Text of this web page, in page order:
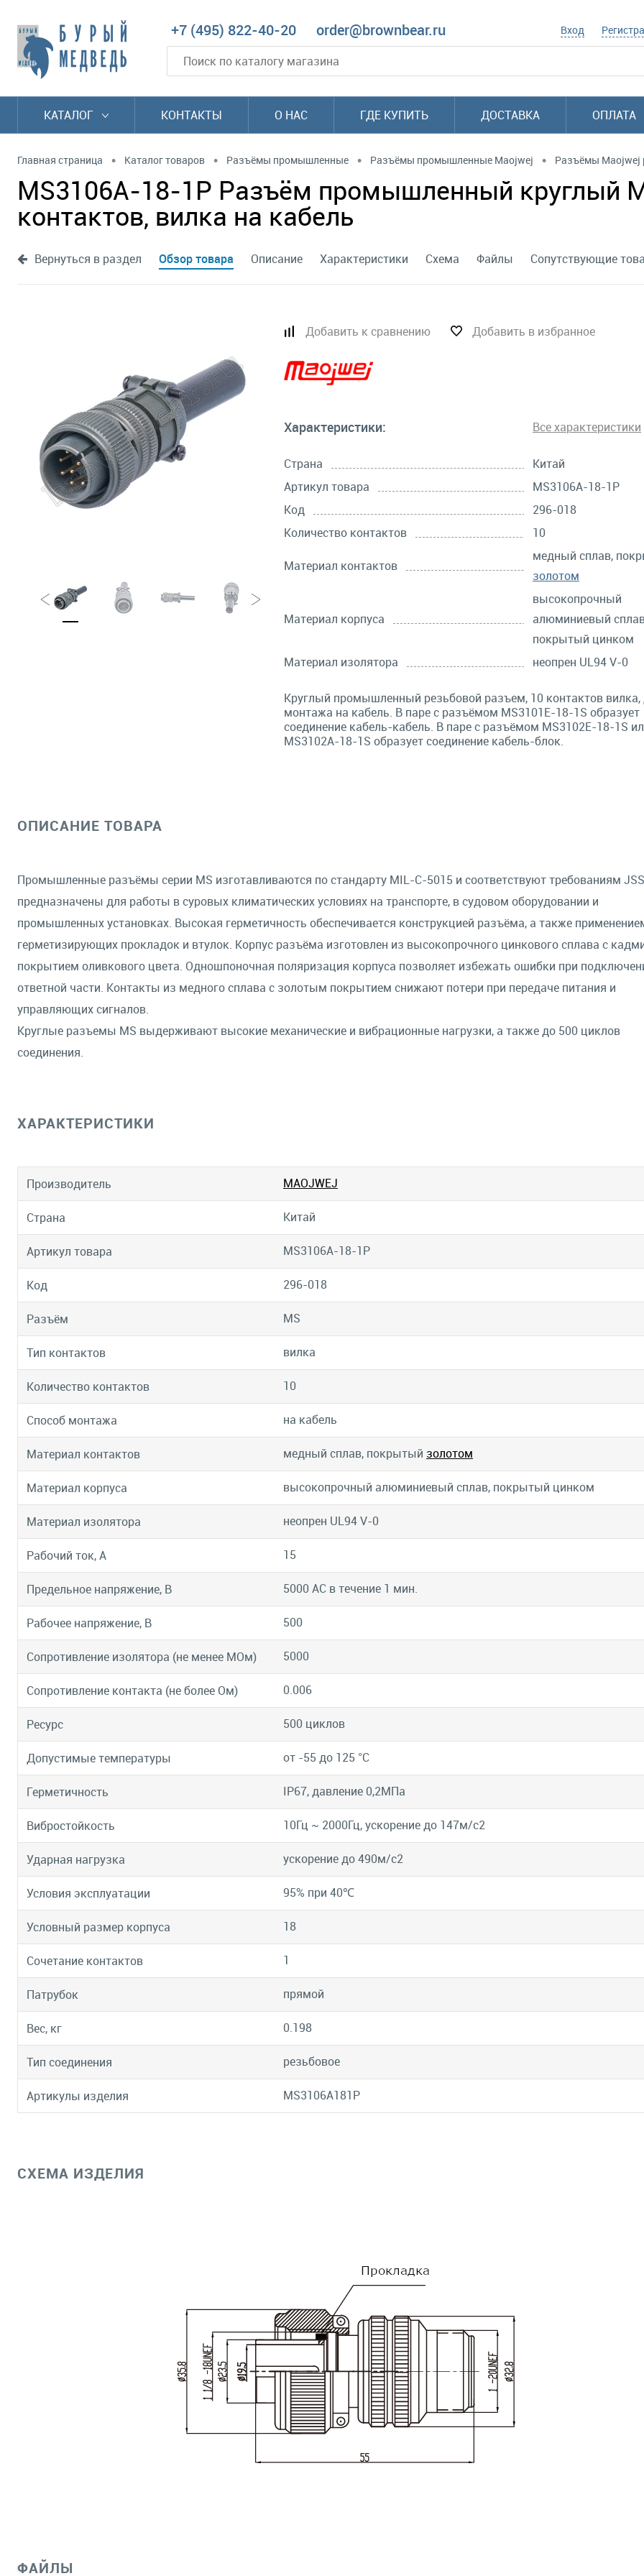
+7 (495) 822-40-20 order@brownbear.ru Вход
КАТАЛОГ КОНТАКТЫ О НАС ГДЕ КУПИТЬ ДОСТАВКА ОПЛАТА
Главная страница • Каталог товаров • Разъёмы промышленные • Разъёмы промышленные Maojwej • Разъёмы Maojwej
MS3106A-18-1P Разъём промышленный круглый
контактов, вилка на кабель
Вернуться в раздел Обзор товара Описание Характеристики Схема Файлы Сопутствующие
Добавить к сравнению Добавить в избранное
Характеристики: Все характеристики
Страна
Китай
Артикул товара
MS3106A-18-1P
Код
296-018
Количество контактов
10
Материал контактов
медный сплав,
золотом
Материал корпуса
высокопрочный
алюминиевый
покрытый цинком
Материал изолятора
неопрен UL94 V-0
Круглый промышленный резьбовой разъем, 10 контактов вилка,
монтажа на кабель. В паре с разъёмом MS3101E-18-1S образует
соединение кабель-кабель. В паре с разъёмом MS3102E-18-1S
MS3102A-18-1S образует соединение кабель-блок.
ОПИСАНИЕ ТОВАРА
Промышленные разъёмы серии MS изготавливаются по стандарту MIL-C-5015 и соответствуют требованиям
предназначены для работы в суровых климатических условиях на транспорте, в судовом оборудовании и
промышленных установках. Высокая герметичность обеспечивается конструкцией разъёма, а также
герметизирующих прокладок и втулок. Корпус разъёма изготовлен из высокопрочного цинкового сплава с
покрытием оливкового цвета. Одношпоночная поляризация корпуса позволяет избежать ошибки при
ответной части. Контакты из медного сплава с золотым покрытием снижают потери при передаче питания и
управляющих сигналов.
Круглые разъемы MS выдерживают высокие механические и вибрационные нагрузки, а также до 500 циклов
соединения.
ХАРАКТЕРИСТИКИ
Производитель MAOJWEJ
Страна Китай
Артикул товара MS3106A-18-1P
Код 296-018
Разъём MS
Тип контактов вилка
Количество контактов 10
Способ монтажа на кабель
Материал контактов медный сплав, покрытый золотом
Материал корпуса высокопрочный алюминиевый сплав, покрытый цинком
Материал изолятора неопрен UL94 V-0
Рабочий ток, А 15
Предельное напряжение, В 5000 АС в течение 1 мин.
Рабочее напряжение, В 500
Сопротивление изолятора (не менее МОм) 5000
Сопротивление контакта (не более Ом) 0.006
Ресурс 500 циклов
Допустимые температуры от -55 до 125 °C
Герметичность IP67, давление 0,2МПа
Вибростойкость 10Гц ~ 2000Гц, ускорение до 147м/с2
Ударная нагрузка ускорение до 490м/с2
Условия эксплуатации 95% при 40℃
Условный размер корпуса 18
Сочетание контактов 1
Патрубок прямой
Вес, кг 0.198
Тип соединения резьбовое
Артикулы изделия MS3106A181P
СХЕМА ИЗДЕЛИЯ
ФАЙЛЫ